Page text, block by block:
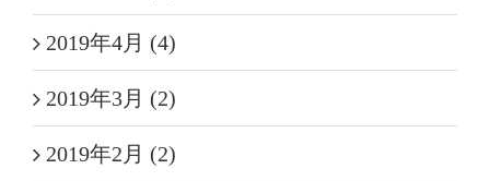
2019年4月 (4)
2019年3月 (2)
2019年2月 (2)